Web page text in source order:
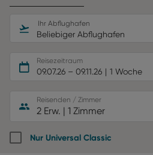
Ihr Abflughafen
Beliebiger Abflughafen
Reisezeitraum
09.07.26 – 09.11.26 1 Woche
Reisenden / Zimmer
2 Erw. | 1 Zimmer
Nur Universal Classic